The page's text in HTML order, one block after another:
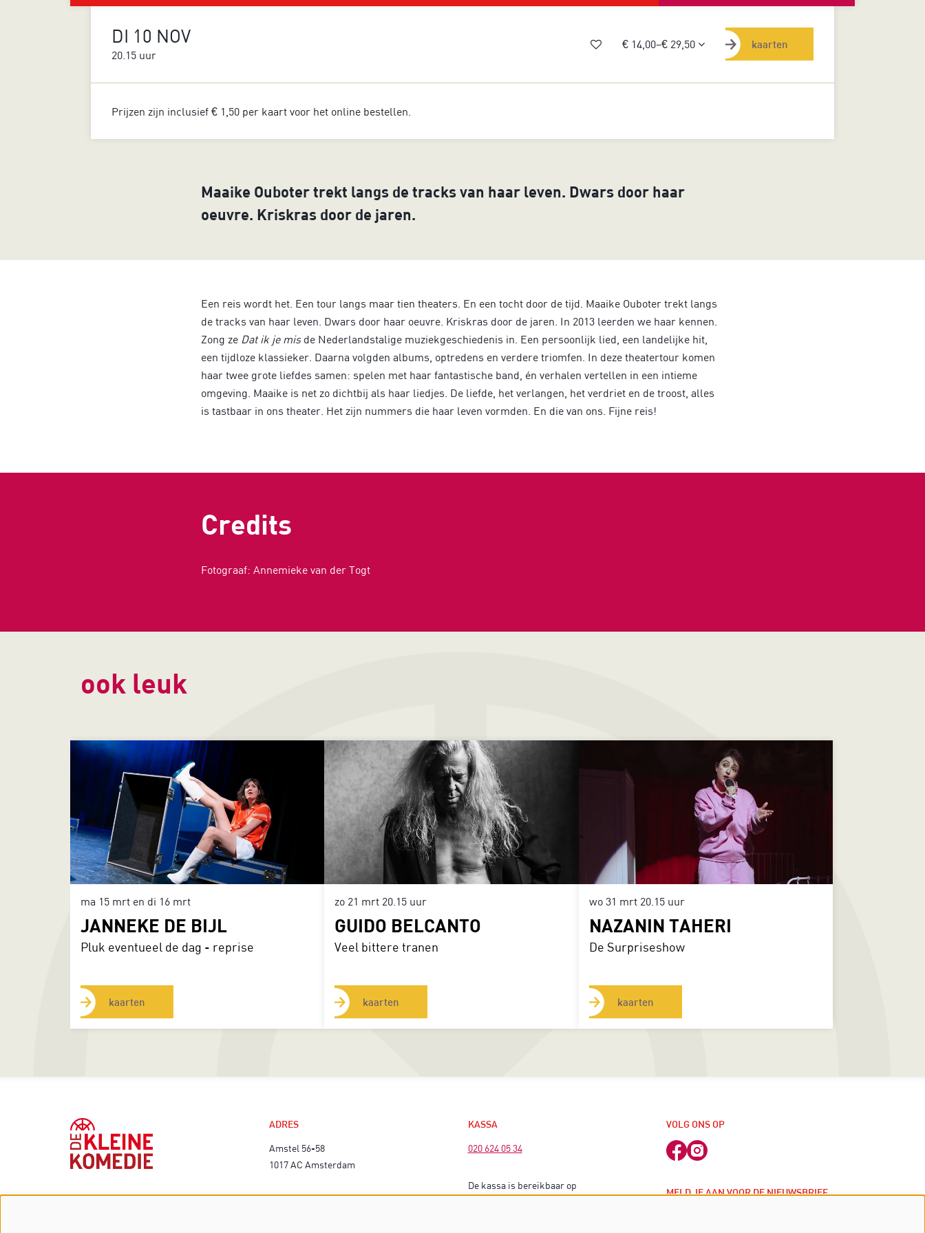
DI 10 NOV
20.15 uur
€ 14,00–€ 29,50 kaarten
Prijzen zijn inclusief € 1,50 per kaart voor het online bestellen.
Maaike Ouboter trekt langs de tracks van haar leven. Dwars door haar
oeuvre. Kriskras door de jaren.
Een reis wordt het. Een tour langs maar tien theaters. En een tocht door de tijd. Maaike Ouboter trekt langs
de tracks van haar leven. Dwars door haar oeuvre. Kriskras door de jaren. In 2013 leerden we haar kennen.
Zong ze Dat ik je mis de Nederlandstalige muziekgeschiedenis in. Een persoonlijk lied, een landelijke hit,
een tijdloze klassieker. Daarna volgden albums, optredens en verdere triomfen. In deze theatertour komen
haar twee grote liefdes samen: spelen met haar fantastische band, én verhalen vertellen in een intieme
omgeving. Maaike is net zo dichtbij als haar liedjes. De liefde, het verlangen, het verdriet en de troost, alles
is tastbaar in ons theater. Het zijn nummers die haar leven vormden. En die van ons. Fijne reis!
Credits
Fotograaf: Annemieke van der Togt
ook leuk
JANNEKE DE BIJL
Pluk eventueel de dag - reprise
ma 15 mrt en di 16 mrt
kaarten
GUIDO BELCANTO
Veel bittere tranen
zo 21 mrt 20.15 uur
kaarten
NAZANIN TAHERI
De Surpriseshow
wo 31 mrt 20.15 uur
kaarten
ADRES
Amstel 56-58
1017 AC Amsterdam
TECHNIEK
KASSA
020 624 05 34
De kassa is bereikbaar op
VOLG ONS OP
MELD JE AAN VOOR DE NIEUWSBRIEF